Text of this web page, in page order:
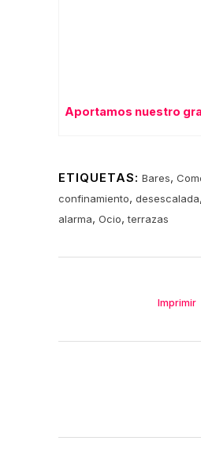
Aportamos nuestro
ETIQUETAS: Bares,
confinamiento, desescalada,
alarma, Ocio,terrazas
Imprimir